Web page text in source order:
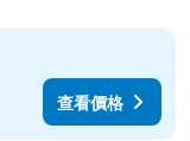
查看價格